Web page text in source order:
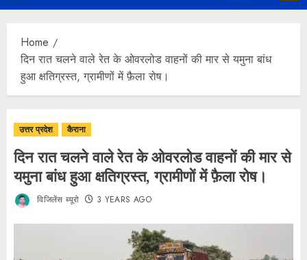
Home
दिन रात चलने वाले रेत के ओवरलोड वाहनों की मार से यमुना बांध
हुआ क्षतिग्रस्त, ग्रामीणों में फ़ैला रोष।
उत्तर प्रदेश कैराना
दिन रात चलने वाले रेत के ओवरलोड वाहनों की मार से
यमुना बांध हुआ क्षतिग्रस्त, ग्रामीणों में फ़ैला रोष।
विजिलेंस ब्यूरो 3 YEARS AGO